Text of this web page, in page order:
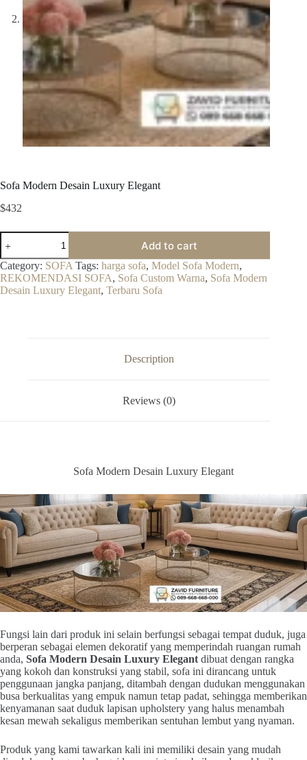
Sofa Modern Desain Luxury Elegant
$432
Sofa
Modern
Desain
Luxury
Elegant
quantity
Add to cart
Category: SOFA Tags: harga sofa, Model Sofa Modern,
REKOMENDASI SOFA, Sofa Custom Warna, Sofa Modern
Desain Luxury Elegant, Terbaru Sofa
Description
Reviews (0)
Sofa Modern Desain Luxury Elegant
Fungsi lain dari produk ini selain berfungsi sebagai tempat duduk, juga
berperan sebagai elemen dekoratif yang memperindah ruangan rumah
anda, Sofa Modern Desain Luxury Elegant dibuat dengan rangka
yang kokoh dan konstruksi yang stabil, sofa ini dirancang untuk
penggunaan jangka panjang, ditambah dengan dudukan menggunakan
busa berkualitas yang empuk namun tetap padat, sehingga memberikan
kenyamanan saat duduk lapisan upholstery yang halus menambah
kesan mewah sekaligus memberikan sentuhan lembut yang nyaman.
Produk yang kami tawarkan kali ini memiliki desain yang mudah